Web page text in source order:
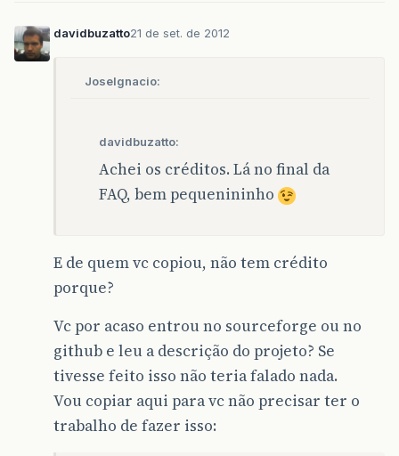
davidbuzatto21 de set. de 2012
JoseIgnacio:
davidbuzatto:
Achei os créditos. Lá no final da
FAQ, bem pequenininho
E de quem vc copiou, não tem crédito
porque?
Vc por acaso entrou no sourceforge ou no
github e leu a descrição do projeto? Se
tivesse feito isso não teria falado nada.
Vou copiar aqui para vc não precisar ter o
trabalho de fazer isso: